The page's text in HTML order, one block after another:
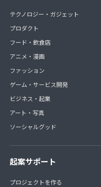
テクノロジー・ガジェット
プロダクト
フード・飲食店
アニメ・漫画
ファッション
ゲーム・サービス開発
ビジネス・起業
アート・写真
ソーシャルグッド
起案サポート
プロジェクトを作る